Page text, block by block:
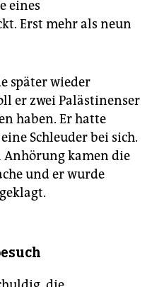
eines
Erst mehr als neun
später wieder
er zwei Palästinenser
haben. Er hatte
Schleuder bei sich.
kamen die
und er wurde